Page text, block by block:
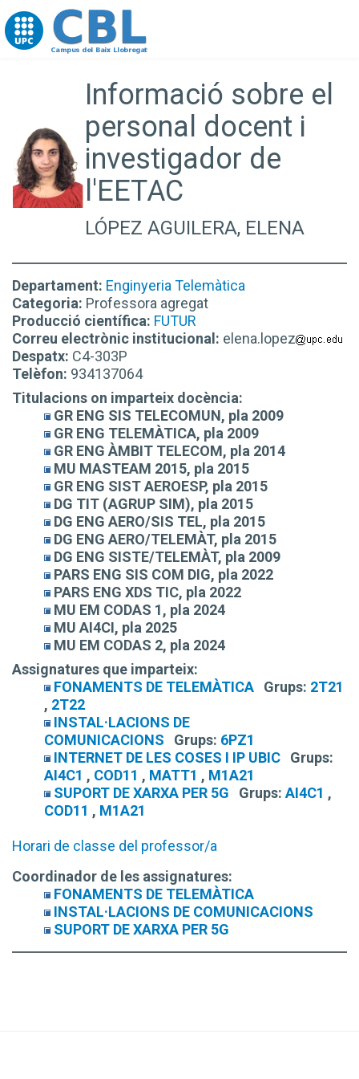
Go to upc.edu
Informació sobre el
personal docent i
investigador de
l'EETAC
LÓPEZ AGUILERA, ELENA
Departament: Enginyeria Telemàtica
Categoria: Professora agregat
Producció científica: FUTUR
Correu electrònic institucional: elena.lopez
Despatx: C4-303P
Telèfon: 934137064
Titulacions on imparteix docència:
GR ENG SIS TELECOMUN, pla 2009
GR ENG TELEMÀTICA, pla 2009
GR ENG ÀMBIT TELECOM, pla 2014
MU MASTEAM 2015, pla 2015
GR ENG SIST AEROESP, pla 2015
DG TIT (AGRUP SIM), pla 2015
DG ENG AERO/SIS TEL, pla 2015
DG ENG AERO/TELEMÀT, pla 2015
DG ENG SISTE/TELEMÀT, pla 2009
PARS ENG SIS COM DIG, pla 2022
PARS ENG XDS TIC, pla 2022
MU EM CODAS 1, pla 2024
MU AI4CI, pla 2025
MU EM CODAS 2, pla 2024
Assignatures que imparteix:
FONAMENTS DE TELEMÀTICA
Grups: 2T21
, 2T22
INSTAL·LACIONS DE
COMUNICACIONS
Grups: 6PZ1
INTERNET DE LES COSES I IP UBIC
Grups:
AI4C1 , COD11 , MATT1 , M1A21
SUPORT DE XARXA PER 5G
Grups: AI4C1 ,
COD11 , M1A21
Horari de classe del professor/a
Coordinador de les assignatures:
FONAMENTS DE TELEMÀTICA
INSTAL·LACIONS DE COMUNICACIONS
SUPORT DE XARXA PER 5G